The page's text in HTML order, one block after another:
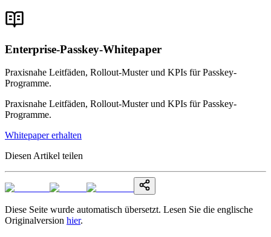
Enterprise-Passkey-Whitepaper
Praxisnahe Leitfäden, Rollout-Muster und KPIs für Passkey-
Programme.
Praxisnahe Leitfäden, Rollout-Muster und KPIs für Passkey-
Programme.
Whitepaper erhalten
Diesen Artikel teilen
Diese Seite wurde automatisch übersetzt. Lesen Sie die englische
Originalversion hier.